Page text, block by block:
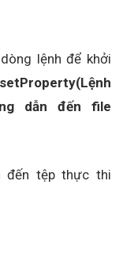
lệnh để khởi
dẫn đến file
đến tệp thực thi